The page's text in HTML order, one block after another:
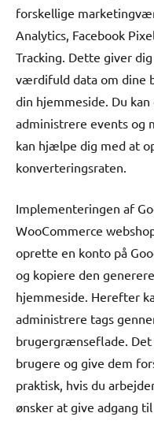
forskellige
Analytics, Facebook
Tracking. Dette giver
værdifuld data om dine
din hjemmeside. Du
administrere events og
kan hjælpe dig med at
konverteringsraten.
Implementeringen af
WooCommerce
oprette en konto på
og kopiere den
hjemmeside. Herefter
administrere tags
brugergrænseflade.
brugere og give dem
praktisk, hvis du
ønsker at give adgang